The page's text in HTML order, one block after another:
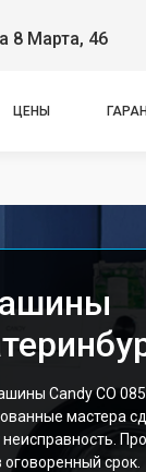
8 Марта, 46
ЦЕНЫ
Candy CO
мастера
срок.